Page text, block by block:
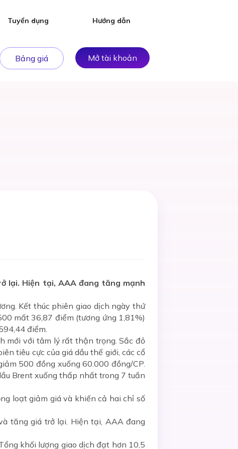
Tuyển dụng Hướng dẫn
Bảng giá Mở tài khoản
lại. Hiện tại, AAA đang tăng mạnh
Kết thúc phiên giao dịch ngày thứ
mất 36,87 điểm (tương ứng 1,81%)
điểm.
mới với tâm lý rất thận trọng. Sắc đỏ
tiêu cực của giá dầu thế giới, các cổ
500 đồng xuống 60.000 đồng/CP.
Brent xuống thấp nhất trong 7 tuần
loạt giảm giá và khiến cả hai chỉ số
tăng giá trở lại. Hiện tại, AAA đang
khối lượng giao dịch đạt hơn 10,5